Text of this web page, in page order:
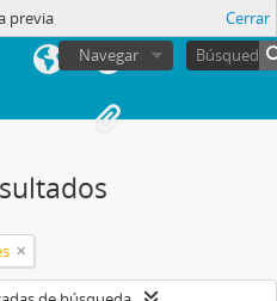
sesión
Navegar
previa Cerrar